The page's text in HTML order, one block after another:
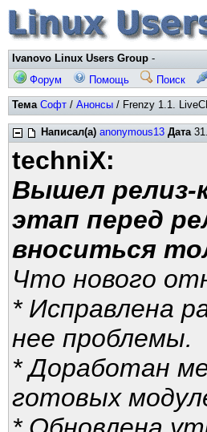
Ivanovo Linux Users Group -
Форум
Помощь Поиск
Тема Софт / Анонсы / Frenzy 1.1.
Написал(а) anonymous13 Дата
techniX:
Вышел релиз-
этап перед
вноситься
Что нового
* Исправлена
нее проблемы.
* Доработан
готовых